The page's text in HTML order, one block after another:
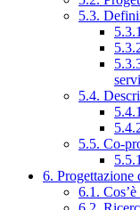
5.3.
5.4.
5.5. Co-
6. Progettazione
6.1.